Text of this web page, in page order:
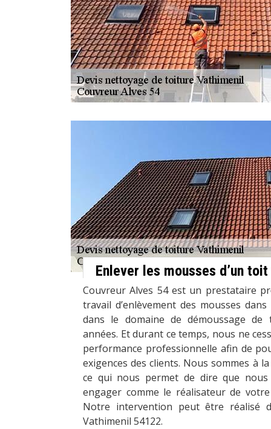
Enlever les mousses d’un toit
Couvreur Alves 54 est un prestataire
travail d’enlèvement des mousses
dans le domaine de démoussage de
années. Et durant ce temps, nous ne
performance professionnelle afin de
exigences des clients. Nous sommes à
ce qui nous permet de dire que
engager comme le réalisateur de
Notre intervention peut être réalisé
Vathimenil 54122.